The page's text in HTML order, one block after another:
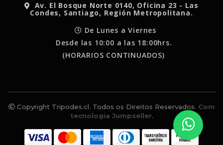
Av. El Bosque Norte 0140, Oficina 23 - Las
Condes, Santiago, Región Metropolitana.
De Lunes a Viernes
Desde las 10:00 a las 18:00hrs.
(HORARIOS CONTINUADOS)
Copyright Tripodes.cl. Todos os Direitos Reservados. Com
tecnologia Jumpseller.